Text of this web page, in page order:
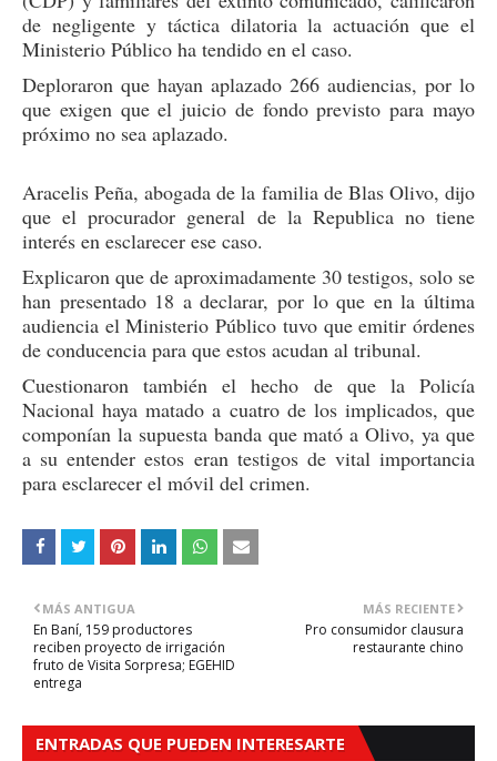
de negligente y táctica dilatoria la actuación que el
Ministerio Público ha tendido en el caso.
Deploraron que hayan aplazado 266 audiencias, por lo
que exigen que el juicio de fondo previsto para mayo
próximo no sea aplazado.
Aracelis Peña, abogada de la familia de Blas Olivo, dijo
que el procurador general de la Republica no tiene
interés en esclarecer ese caso.
Explicaron que de aproximadamente 30 testigos, solo se
han presentado 18 a declarar, por lo que en la última
audiencia el Ministerio Público tuvo que emitir órdenes
de conducencia para que estos acudan al tribunal.
Cuestionaron también el hecho de que la Policía
Nacional haya matado a cuatro de los implicados, que
componían la supuesta banda que mató a Olivo, ya que
a su entender estos eran testigos de vital importancia
para esclarecer el móvil del crimen.
MÁS RECIENTE
Pro consumidor clausura
restaurante chino
MÁS ANTIGUA
En Baní, 159 productores
reciben proyecto de irrigación
fruto de Visita Sorpresa; EGEHID
entrega
ENTRADAS QUE PUEDEN INTERESARTE